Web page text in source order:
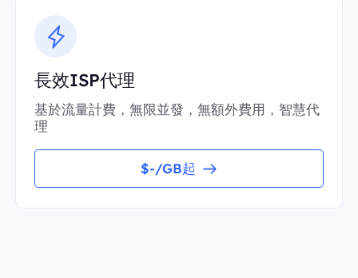
長效ISP代理
基於流量計費，無限並發，無額外費用，智慧代
理
$-/GB起